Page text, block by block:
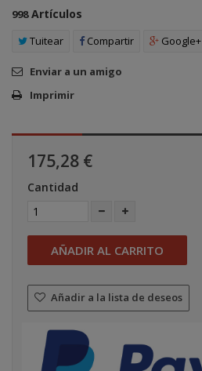
998 Artículos
Tuitear Compartir Google+
Enviar a un amigo
Imprimir
175,28 €
Cantidad
AÑADIR AL CARRITO
Añadir a la lista de deseos